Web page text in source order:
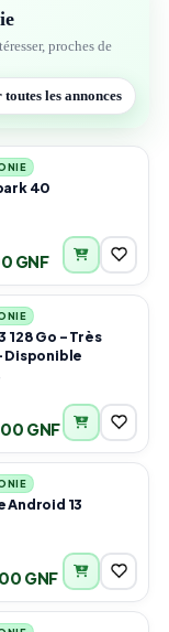
proches de
les annonces
40
GNF
4
128 Go – Très
Disponible
GNF
4
Android 13
GNF
3